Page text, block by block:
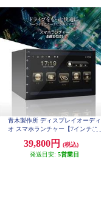
青木製作所 ディスプレイオーディ
オ スマホランチャー【7インチ/An
V専用】 AMEX-SL01
39,800円
(税込)
発送目安: 5営業日